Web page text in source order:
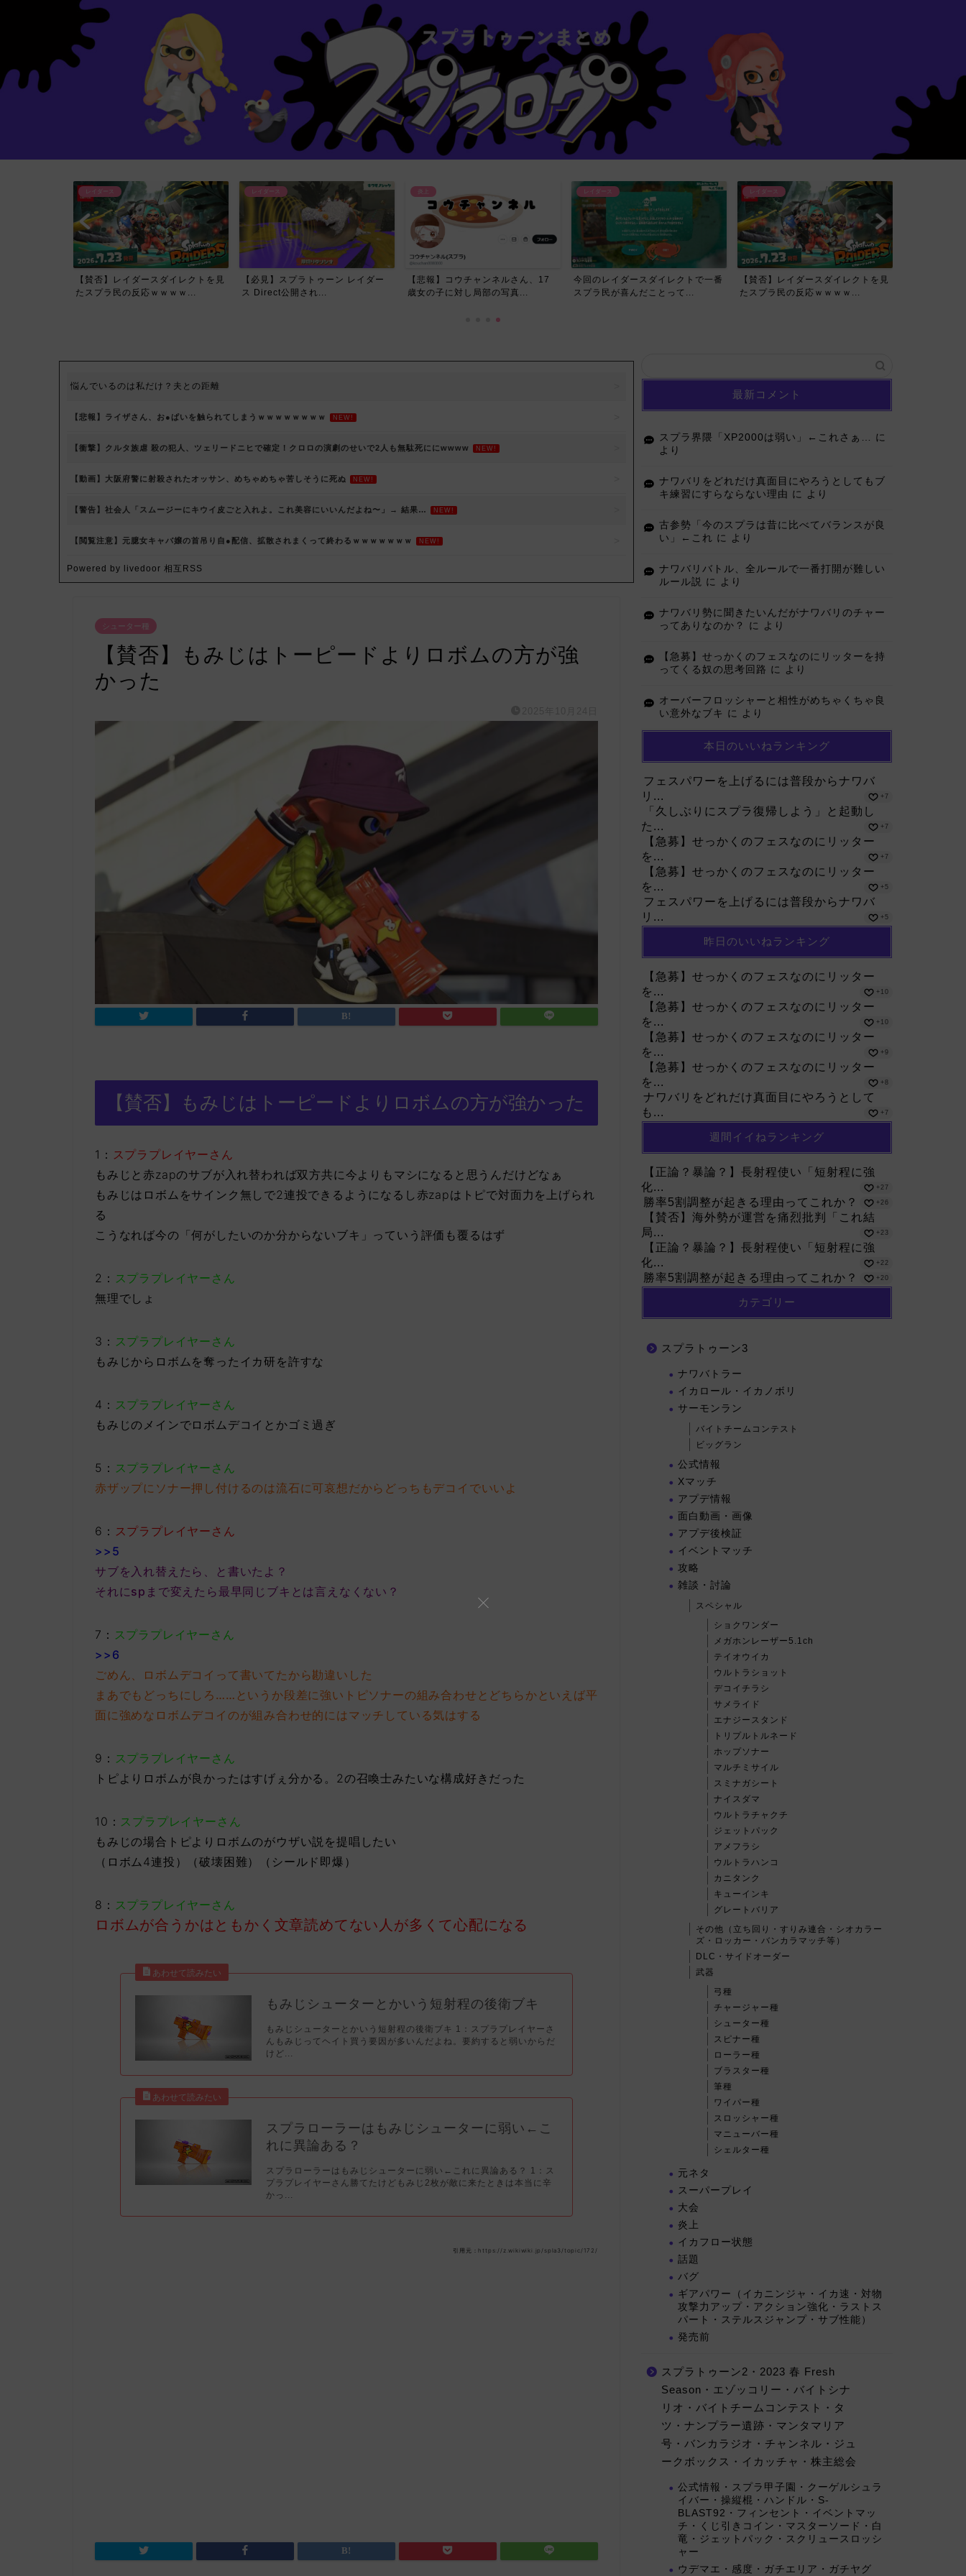
レイダース
【賛否】レイダースダイレクトを見
たスプラ民の反応ｗｗｗｗ...
レイダース
【必見】スプラトゥーン レイダー
ス Direct公開され...
炎上
【悲報】コウチャンネルさん、17
歳女の子に対し局部の写真...
レイダース
今回のレイダースダイレクトで一番
スプラ民が喜んだことって...
レイダース
【賛否】レイダースダイレクトを見
たスプラ民の反応ｗｗｗｗ...
悩んでいるのは私だけ？夫との距離
【悲報】ライザさん、お●ぱいを触られてしまうｗｗｗｗｗｗｗｗ NEW!
【衝撃】クルタ族虐 殺の犯人、ツェリードニヒで確定！クロロの演劇のせいで2人も無駄死ににwwww NEW!
【動画】大阪府警に射殺されたオッサン、めちゃめちゃ苦しそうに死ぬ NEW!
【警告】社会人「スムージーにキウイ皮ごと入れよ。これ美容にいいんだよね〜」→ 結果… NEW!
【閲覧注意】元臆女キャバ嬢の首吊り自●配信、拡散されまくって終わるｗｗｗｗｗｗｗ NEW!
Powered by livedoor 相互RSS
シューター種
【賛否】もみじはトーピードよりロボムの方が強
かった
【賛否】もみじはトーピードよりロボムの方が強かった
1： スプラプレイヤーさん
もみじと赤zapのサブが入れ替われば双方共に今よりもマシになると思うんだけどなぁ
もみじはロボムをサインク無しで2連投できるようになるし赤zapはトピで対面力を上げられ
る
こうなれば今の「何がしたいのか分からないブキ」っていう評価も覆るはず
2： スプラプレイヤーさん
無理でしょ
3： スプラプレイヤーさん
もみじからロボムを奪ったイカ研を許すな
4： スプラプレイヤーさん
もみじのメインでロボムデコイとかゴミ過ぎ
5： スプラプレイヤーさん
赤ザップにソナー押し付けるのは流石に可哀想だからどっちもデコイでいいよ
6： スプラプレイヤーさん
>>5
サブを入れ替えたら、と書いたよ？
それにspまで変えたら最早同じブキとは言えなくない？
7： スプラプレイヤーさん
>>6
ごめん、ロボムデコイって書いてたから勘違いした
まあでもどっちにしろ……というか段差に強いトピソナーの組み合わせとどちらかといえば平
面に強めなロボムデコイのが組み合わせ的にはマッチしている気はする
9： スプラプレイヤーさん
トピよりロボムが良かったはすげぇ分かる。2の召喚士みたいな構成好きだった
10： スプラプレイヤーさん
もみじの場合トピよりロボムのがウザい説を提唱したい
（ロボム4連投）（破壊困難）（シールド即爆）
8： スプラプレイヤーさん
ロボムが合うかはともかく文章読めてない人が多くて心配になる
もみじシューターとかいう短射程の後衛ブキ
もみじシューターとかいう短射程の後衛ブキ 1：スプラプレイヤーさ
んもみじってヘイト買う要因が多いんだよね。要約すると弱いからだ
けど...
スプラローラーはもみじシューターに弱い←こ
れに異論ある？
スプラローラーはもみじシューターに弱い←これに異論ある？ 1：ス
プラプレイヤーさん勝てたけどもみじ2枚が敵に来たときは本当に辛
かっ...
引用元：https://z.wikiwiki.jp/spla3/topic/172/
最新コメント
スプラ界隈「XP2000は弱い」←これさぁ…
に
より
ナワバリをどれだけ真面目にやろうとしてもブ
キ練習にすらならない理由 に より
古参勢「今のスプラは昔に比べてバランスが良
い」←これ に より
ナワバリバトル、全ルールで一番打開が難しい
ルール説 に より
ナワバリ勢に聞きたいんだがナワバリのチャー
ってありなのか？
に より
【急募】せっかくのフェスなのにリッターを持
ってくる奴の思考回路 に より
オーバーフロッシャーと相性がめちゃくちゃ良
い意外なブキ に より
本日のいいねランキング
フェスパワーを上げるには普段からナワバ
リ...
+7
「久しぶりにスプラ復帰しよう」と起動し
た...
+7
【急募】せっかくのフェスなのにリッター
を...
+7
【急募】せっかくのフェスなのにリッター
を...
+5
フェスパワーを上げるには普段からナワバ
リ...
+5
昨日のいいねランキング
【急募】せっかくのフェスなのにリッター
を...
+10
【急募】せっかくのフェスなのにリッター
を...
+10
【急募】せっかくのフェスなのにリッター
を...
+9
【急募】せっかくのフェスなのにリッター
を...
+8
ナワバリをどれだけ真面目にやろうとして
も...
+7
週間イイねランキング
【正論？暴論？】長射程使い「短射程に強
化...
+27
勝率5割調整が起きる理由ってこれか？ +26
【賛否】海外勢が運営を痛烈批判「これ結
局...
+23
【正論？暴論？】長射程使い「短射程に強
化...
+22
勝率5割調整が起きる理由ってこれか？ +20
カテゴリー
スプラトゥーン3
ナワバトラー
イカロール・イカノボリ
サーモンラン
バイトチームコンテスト
ビッグラン
公式情報
Xマッチ
アプデ情報
面白動画・画像
アプデ後検証
イベントマッチ
攻略
雑談・討論
スペシャル
ショクワンダー
メガホンレーザー5.1ch
テイオウイカ
ウルトラショット
デコイチラシ
サメライド
エナジースタンド
トリプルトルネード
ホップソナー
マルチミサイル
スミナガシート
ナイスダマ
ウルトラチャクチ
ジェットパック
アメフラシ
ウルトラハンコ
カニタンク
キューインキ
グレートバリア
その他（立ち回り・すりみ連合・シオカラー
ズ・ロッカー・バンカラマッチ等）
DLC・サイドオーダー
武器
弓種
チャージャー種
シューター種
スピナー種
ローラー種
ブラスター種
筆種
ワイパー種
スロッシャー種
マニューバー種
シェルター種
元ネタ
スーパープレイ
大会
炎上
イカフロー状態
話題
バグ
ギアパワー（イカニンジャ・イカ速・対物
攻撃力アップ・アクション強化・ラストス
パート・ステルスジャンプ・サブ性能）
発売前
スプラトゥーン2・2023 春 Fresh
Season・エゾッコリー・バイトシナ
リオ・バイトチームコンテスト・タ
ツ・ナンプラー遺跡・マンタマリア
号・バンカラジオ・チャンネル・ジュ
ークボックス・イカッチャ・株主総会
公式情報・スプラ甲子園・クーゲルシュラ
イバー・操縦棍・ハンドル・S-
BLAST92・フィンセント・イベントマッ
チ・くじ引きコイン・マスターソード・白
竜・ジェットパック・スクリュースロッシ
ャー
ウデマエ・感度・ガチエリア・ガチヤグ